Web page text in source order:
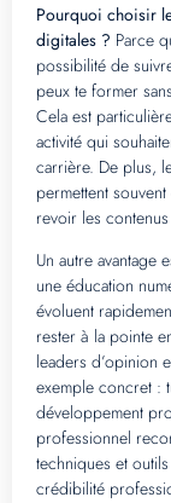
Pourquoi choisir
digitales ? Parce
possibilité de
peux te former
Cela est
activité qui
carrière. De plus,
permettent
revoir les
Un autre avantage
une éducation
évoluent
rester à la pointe
leaders d’opinion
exemple concret :
développement
professionnel
techniques et
crédibilité